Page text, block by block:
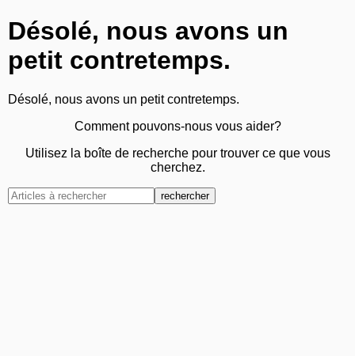
Désolé, nous avons un
petit contretemps.
Désolé, nous avons un petit contretemps.
Comment pouvons-nous vous aider?
Utilisez la boîte de recherche pour trouver ce que vous
cherchez.
rechercher